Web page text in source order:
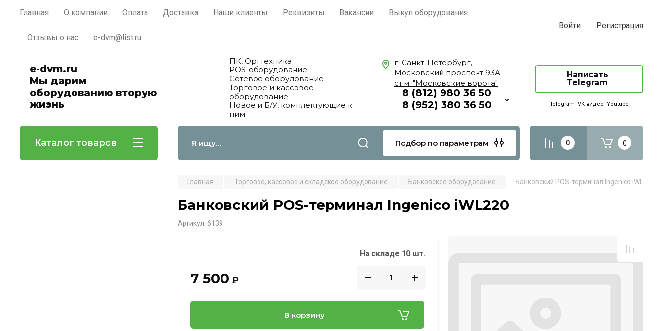
Главная О компании Оплата Доставка Наши клиенты Реквизиты Вакансии Выкуп оборудования
Отзывы о нас e-dvm@list.ru
Войти Регистрация
e-dvm.ru
Мы дарим
оборудованию вторую
жизнь
ПК, Оргтехника
POS-оборудование
Сетевое оборудование
Торговое и кассовое
оборудование
Новое и Б/У, комплектующие к
ним
г. Санкт-Петербург,
Московский проспект 93А
ст.м. "Московские ворота"
8 (812) 980 36 50
8 (952) 380 36 50
Написать
Telegram
Telegram VK видео Youtube
Каталог товаров Подбор по параметрам 0 0
Главная Торговое, кассовое и складское оборудование Банковское оборудование Банковский POS-терминал Ingenico iWL220
Банковский POS-терминал Ingenico iWL220
Артикул: 6139
На складе 10 шт.
7 500 ₽
В корзину